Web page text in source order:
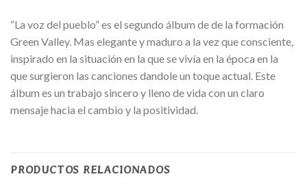
“La voz del pueblo” es el segundo álbum de de la formación
Green Valley. Mas elegante y maduro a la vez que consciente,
inspirado en la situación en la que se vivía en la época en la
que surgieron las canciones dandole un toque actual. Este
álbum es un trabajo sincero y lleno de vida con un claro
mensaje hacia el cambio y la positividad.
PRODUCTOS RELACIONADOS